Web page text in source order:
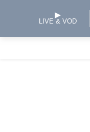
LIVE & VOD